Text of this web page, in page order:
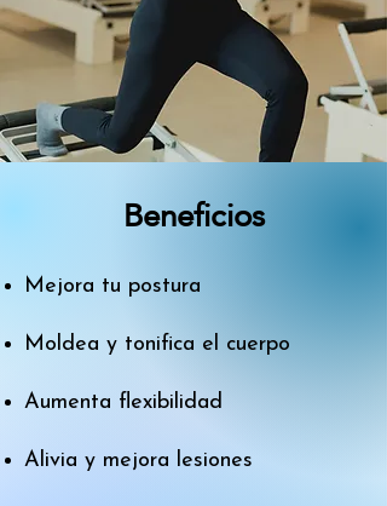
Beneficios
Mejora tu postura
Moldea y tonifica el cuerpo
Aumenta flexibilidad
Alivia y mejora lesiones